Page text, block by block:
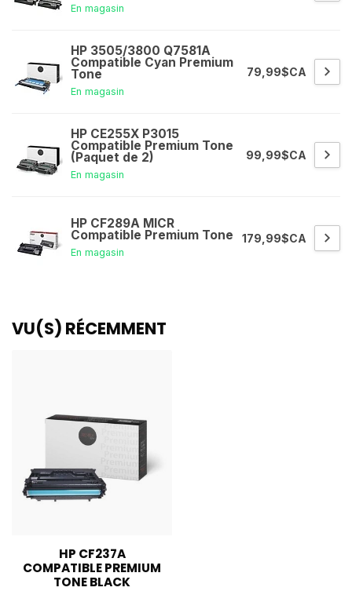
En magasin
HP 3505/3800 Q7581A
Compatible Cyan Premium
Tone
En magasin
79,99$CA
HP CE255X P3015
Compatible Premium Tone
(Paquet de 2)
En magasin
99,99$CA
HP CF289A MICR
Compatible Premium Tone
En magasin
179,99$CA
VU(S) RÉCEMMENT
HP CF237A
COMPATIBLE PREMIUM
TONE BLACK